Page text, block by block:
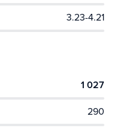
3.23-4.21
1 027
290